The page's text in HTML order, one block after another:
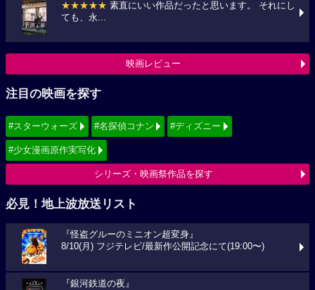
★★★★★ 素直にいい作品だったと思います。 それにし
ても、永...
映画レビュー
注目の映画を探す
#スターウォーズ #名探偵コナン #ディズニー
#少女漫画原作実写化
シリーズ・映画祭作品を探す
必見！地上波放送リスト
『怪盗グルーのミニオン超変身』
8/10(月) フジテレビ/最新作公開記念にて(19:00〜)
『銀河鉄道の夜』